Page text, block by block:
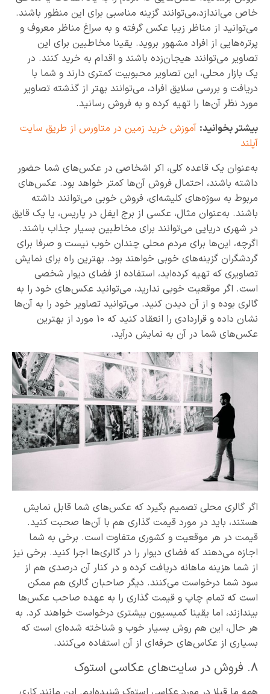
خاص می‌اندازد،‌می‌توانند گزینه مناسبی برای این منظور باشند.
می‌توانید از مناظر زیبا عکس گرفته و به سراغ مناظر معروف و
پرتره‌هایی از افراد مشهور بروید. یقینا مخاطبین برای این
تصاویر می‌توانند هیجان‌زده باشند و اقدام به خرید کنند. در
یک بازار محلی، این تصاویر محبوبیت کمتری دارند و شما با
دریافت و بررسی سلایق افراد، می‌توانند بهتر از گذشته تصاویر
مورد نظر آن‌ها را تهیه کرده و به فروش رسانید.
بیشتر بخوانید: آموزش خرید زمین در متاورس از طریق سایت
آپلند
به‌عنوان یک قاعده کلی، اکر اشخاصی در عکس‌های شما حضور
داشته باشند، احتمال فروش آن‌ها کمتر خواهد بود. عکس‌های
مربوط به سوژه‌های کلیشه‌ای، فروش خوبی می‌توانند داشته
باشند. به‌عنوان مثال، عکسی از برج ایفل در پاریس، یا یک قایق
در شهری دریایی می‌توانند برای مخاطبین بسیار جذاب باشند.
اگرچه، این‌ها برای مردم محلی چندان خوب نیست و صرفا برای
گردشگران گزینه‌های خوبی خواهند بود. بهترین راه برای نمایش
تصاویری که تهیه کرده‌اید، استفاده از فضای دیوار شخصی
است. اگر موقعیت خوبی ندارید، می‌توانید عکس‌های خود را به
گالری بوده و از آن دیدن کنید. می‌توانید تصاویر خود را به آن‌ها
نشان داده و قراردادی را انعقاد کنید که ۱۰ مورد از بهترین
عکس‌های شما در آن به نمایش درآید.
اگر گالری محلی تصمیم بگیرد که عکس‌های شما قابل نمایش
هستند، باید در مورد قیمت گذاری هم با آن‌ها صحبت کنید.
قیمت در هر موقعیت و کشوری متفاوت است. برخی به شما
اجازه می‌دهند که فضای دیوار را در گالری‌ها اجرا کنید. برخی نیز
از شما هزینه ماهانه دریافت کرده و در کنار آن درصدی هم از
سود شما درخواست می‌کنند. دیگر صاحبان گالری هم ممکن
است که تمام چاپ و قیمت گذاری را به عهده صاحب عکس‌ها
بیندازند، اما یقینا کمیسیون بیشتری درخواست خواهند کرد. به
هر حال، این هم روش بسیار خوب و شناخته شده‌ای است که
بسیاری از عکاس‌های حرفه‌ای از آن استفاده می‌کنند.
۸. فروش در سایت‌های عکاسی استوک